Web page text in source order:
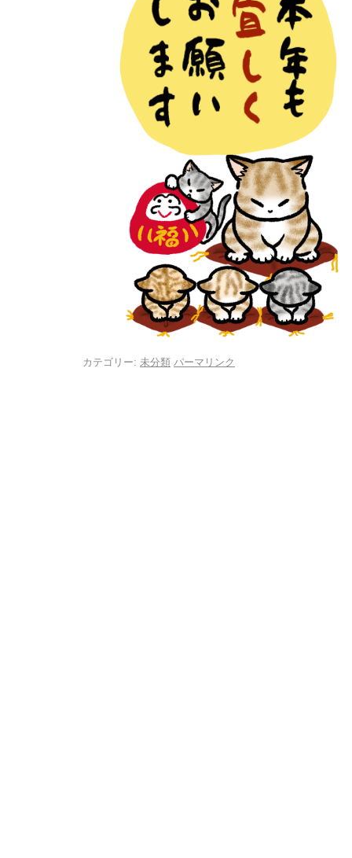
カテゴリー: 未分類 パーマリンク